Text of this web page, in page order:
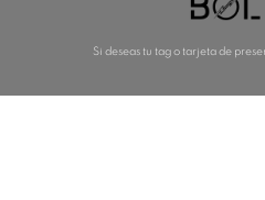
Si deseas tu tag o tarjeta de